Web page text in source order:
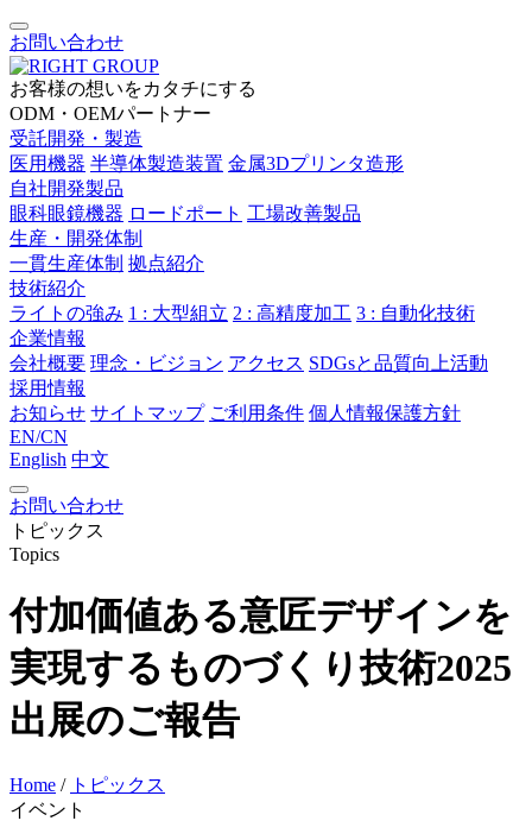
お問い合わせ
お客様の想いをカタチにする
ODM・OEMパートナー
受託開発・製造
医用機器 半導体製造装置 金属3Dプリンタ造形
自社開発製品
眼科眼鏡機器 ロードポート 工場改善製品
生産・開発体制
一貫生産体制 拠点紹介
技術紹介
ライトの強み 1 : 大型組立 2 : 高精度加工 3 : 自動化技術
企業情報
会社概要 理念・ビジョン アクセス SDGsと品質向上活動
採用情報
お知らせ サイトマップ ご利用条件 個人情報保護方針
EN/CN
English 中文
お問い合わせ
トピックス
Topics
付加価値ある意匠デザインを
実現するものづくり技術2025
出展のご報告
Home / トピックス
イベント